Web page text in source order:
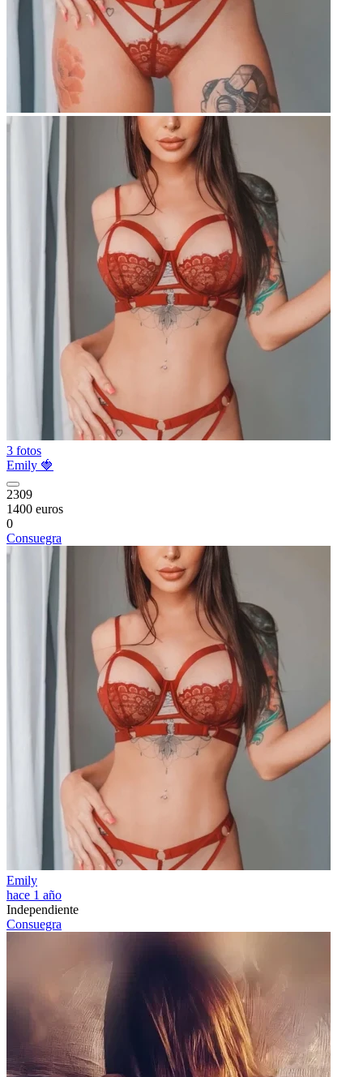
3 fotos
Emily 🍓
2309
1400 euros
0
Consuegra
Emily
hace 1 año
Independiente
Consuegra